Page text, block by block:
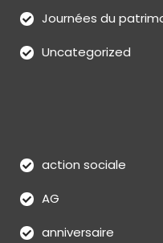
Journées du
Uncategorized
action sociale
AG
anniversaire